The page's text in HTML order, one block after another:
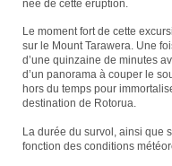
née de cette éruption.
Le moment fort de cette
sur le Mount Tarawera. Une
d’une quinzaine de minutes
d’un panorama à couper le
hors du temps pour
destination de Rotorua.
La durée du survol, ainsi que
fonction des conditions